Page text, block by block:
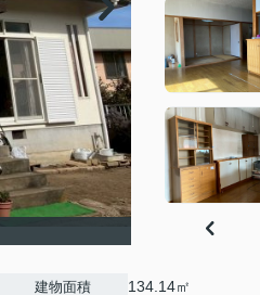
建物面積 134.14㎡